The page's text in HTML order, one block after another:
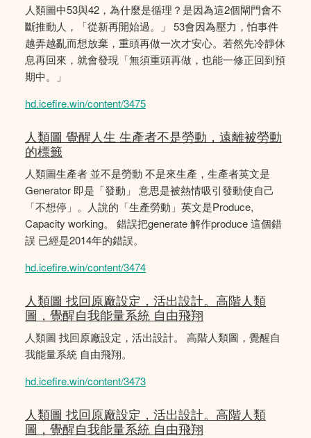
人類圖中53與42，為什麼是循理？是因為這2個閘門會不
斷推動人，「從新再開始過。」 53會因為壓力，怕事件
越弄越亂而想放棄，重頭再做一次才安心。若然先冷靜休
息再回來，就會發現「無須重頭再做，也能一修正回到預
期中。」
hd.icefire.win/content/3475
人類圖 覺醒人生 生產者不是勞動，遠離被勞動
的標籤
人類圖生產者 並不是勞動 不是來生產，生產者英文是
Generator 即是「發動」 意思是被熱情吸引發動使自己
「不想停」。人說的「生產勞動」英文是Produce,
Capacity working。 錯誤把generate 解作produce 這個錯
誤 已經是2014年的錯誤。
hd.icefire.win/content/3474
人類圖 找回原廠設定，活出設計。高階人類
圖，覺醒自我能量系統 自由飛翔
人類圖 找回原廠設定，活出設計。 高階人類圖，覺醒自
我能量系統 自由飛翔。
hd.icefire.win/content/3473
人類圖 找回原廠設定，活出設計。高階人類
圖，覺醒自我能量系統 自由飛翔